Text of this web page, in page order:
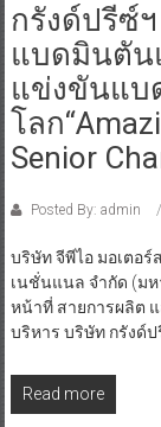
กรังด์ปรีซ์
แบดมินตัน
แข่งขันแบ
โลก
Senior
Posted By: admin
บริษัท จีพีไอ มอเตอร์
เนชั่นแนล จำกัด (ม
หน้าที่ สายการผลิต
บริหาร บริษัท กรังด์
Read more